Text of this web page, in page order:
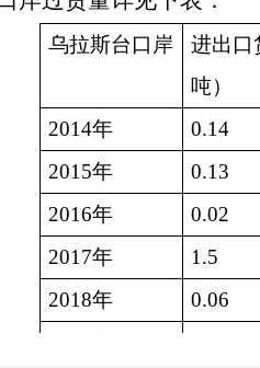
乌拉斯台口岸
进出口
吨）
2014年 0.14
2015年 0.13
2016年 0.02
2017年 1.5
2018年 0.06